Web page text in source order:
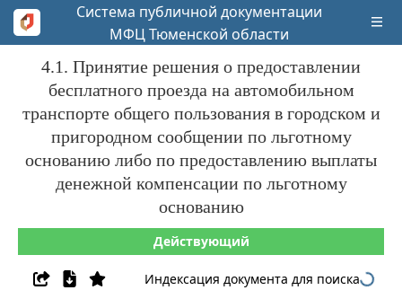
Система публичной документации
МФЦ Тюменской области
4.1. Принятие решения о предоставлении
бесплатного проезда на автомобильном
транспорте общего пользования в городском и
пригородном сообщении по льготному
основанию либо по предоставлению выплаты
денежной компенсации по льготному
основанию
Действующий
Индексация документа для поиска